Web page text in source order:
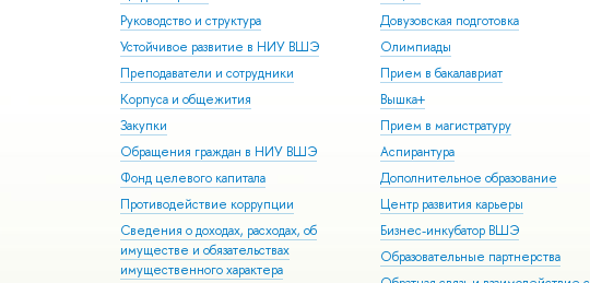
Руководство и структура
Устойчивое развитие в НИУ ВШЭ
Преподаватели и сотрудники
Корпуса и общежития
Закупки
Обращения граждан в НИУ ВШЭ
Фонд целевого капитала
Противодействие коррупции
Сведения о доходах, расходах, об
имуществе и обязательствах
имущественного характера
Довузовская подготовка
Олимпиады
Прием в бакалавриат
Вышка+
Прием в магистратуру
Аспирантура
Дополнительное образование
Центр развития карьеры
Бизнес-инкубатор ВШЭ
Образовательные партнерства